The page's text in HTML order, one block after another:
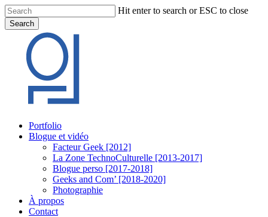
Skip
to
main
content
Hit enter to search or ESC to close
Search
Search
Menu
Portfolio
Blogue et vidéo
Facteur Geek [2012]
La Zone TechnoCulturelle [2013-2017]
Blogue perso [2017-2018]
Geeks and Com’ [2018-2020]
Photographie
À propos
Contact